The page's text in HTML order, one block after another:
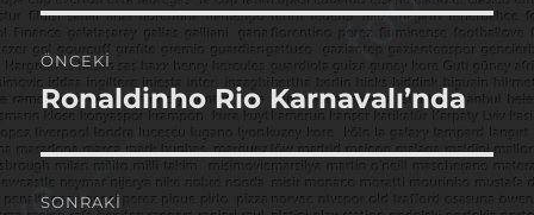
Yazı
gezinmesi
ÖNCEKI
Önceki
yazı:
Ronaldinho Rio Karnavalı’nda
SONRAKI